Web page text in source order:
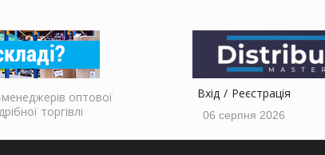
оптової
торгівлі
Вхід Реєстрація
06 серпня 2026